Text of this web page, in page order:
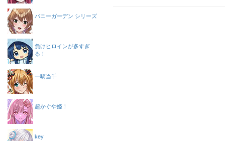
バニーガーデン シリーズ
負けヒロインが多すぎ
る！
一騎当千
超かぐや姫！
key